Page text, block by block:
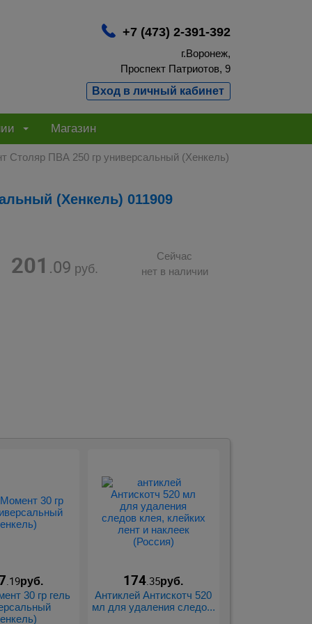
+7 (473) 2-391-392
г.Воронеж,
Проспект Патриотов, 9
Вход в личный кабинет
Магазин
Столяр ПВА 250 гр универсальный (Хенкель)
(Хенкель) 011909
201 .09 руб.
Сейчас
нет в наличии
.19руб.
30 гр гель
174.35руб.
Антиклей Антискотч 520
мл для удаления следо...